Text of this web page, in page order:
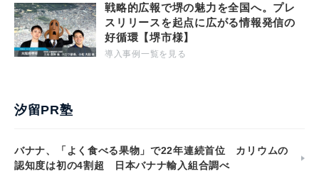
戦略的広報で堺の魅力を全国へ。プレ
スリリースを起点に広がる情報発信の
好循環【堺市様】
導入事例一覧を見る
汐留PR塾
バナナ、「よく食べる果物」で22年連続首位 カリウムの
認知度は初の4割超 日本バナナ輸入組合調べ